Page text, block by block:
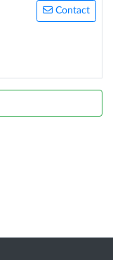
Contact